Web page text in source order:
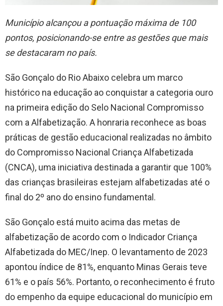
Município alcançou a pontuação máxima de 100
pontos, posicionando-se entre as gestões que mais
se destacaram no país.
São Gonçalo do Rio Abaixo celebra um marco
histórico na educação ao conquistar a categoria ouro
na primeira edição do Selo Nacional Compromisso
com a Alfabetização. A honraria reconhece as boas
práticas de gestão educacional realizadas no âmbito
do Compromisso Nacional Criança Alfabetizada
(CNCA), uma iniciativa destinada a garantir que 100%
das crianças brasileiras estejam alfabetizadas até o
final do 2º ano do ensino fundamental.
São Gonçalo está muito acima das metas de
alfabetização de acordo com o Indicador Criança
Alfabetizada do MEC/Inep. O levantamento de 2023
apontou índice de 81%, enquanto Minas Gerais teve
61% e o país 56%. Portanto, o reconhecimento é fruto
do empenho da equipe educacional do município em